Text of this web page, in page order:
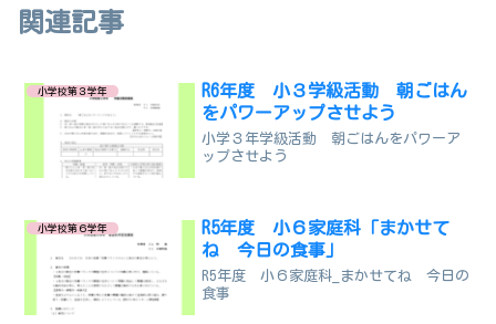
関連記事
小学校第３学年
R6年度 小３学級活動 朝ごはん
をパワーアップさせよう
小学３年学級活動 朝ごはんをパワーア
ップさせよう
小学校第６学年
R5年度 小６家庭科「まかせて
ね 今日の食事」
R5年度 小６家庭科_まかせてね 今日の
食事